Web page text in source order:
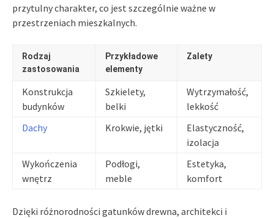
przytulny charakter, co jest szczególnie ważne w
przestrzeniach mieszkalnych.
Rodzaj
zastosowania
Przykładowe
elementy
Zalety
Konstrukcja
budynków
Szkielety,
belki
Wytrzymałość,
lekkość
Dachy
Krokwie, jętki
Elastyczność,
izolacja
Wykończenia
wnętrz
Podłogi,
meble
Estetyka,
komfort
Dzięki różnorodności gatunków drewna, architekci i